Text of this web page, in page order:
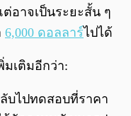
อาจเป็นระยะสั้น ๆ
6,000 ดอลลาร์ไปได้
มเติมอีกว่า:
ลับไปทดสอบที่ราคา